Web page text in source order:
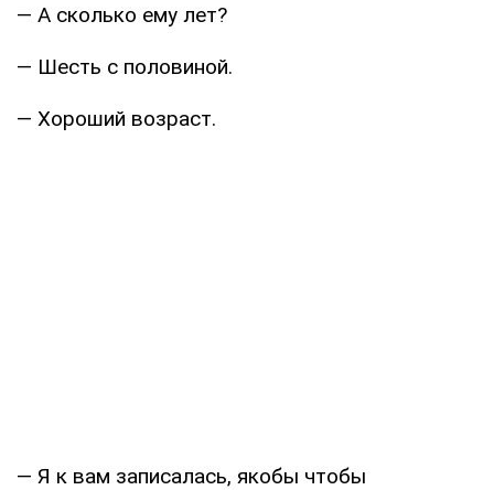
— А сколько ему лет?
— Шесть с половиной.
— Хороший возраст.
— Я к вам записалась, якобы чтобы